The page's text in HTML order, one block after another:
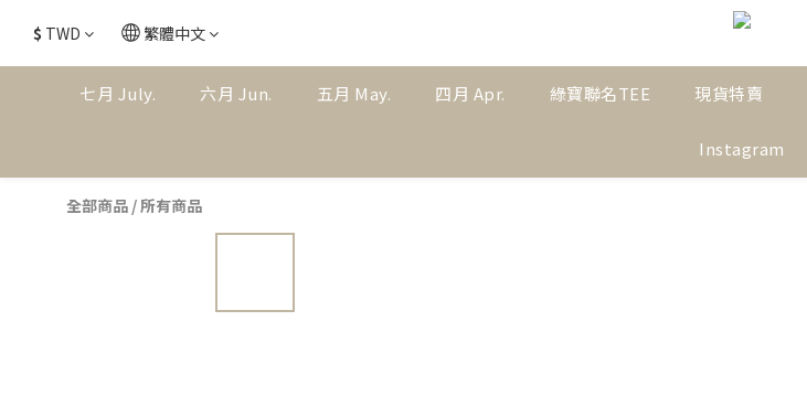
$ TWD 繁體中文
七月 July. 六月 Jun. 五月 May. 四月 Apr. 綠寶聯名TEE 現貨特賣
Instagram
全部商品 /所有商品